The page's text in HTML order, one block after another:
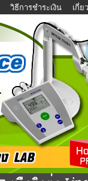
วิธีการชำระเงิน เกี่ย